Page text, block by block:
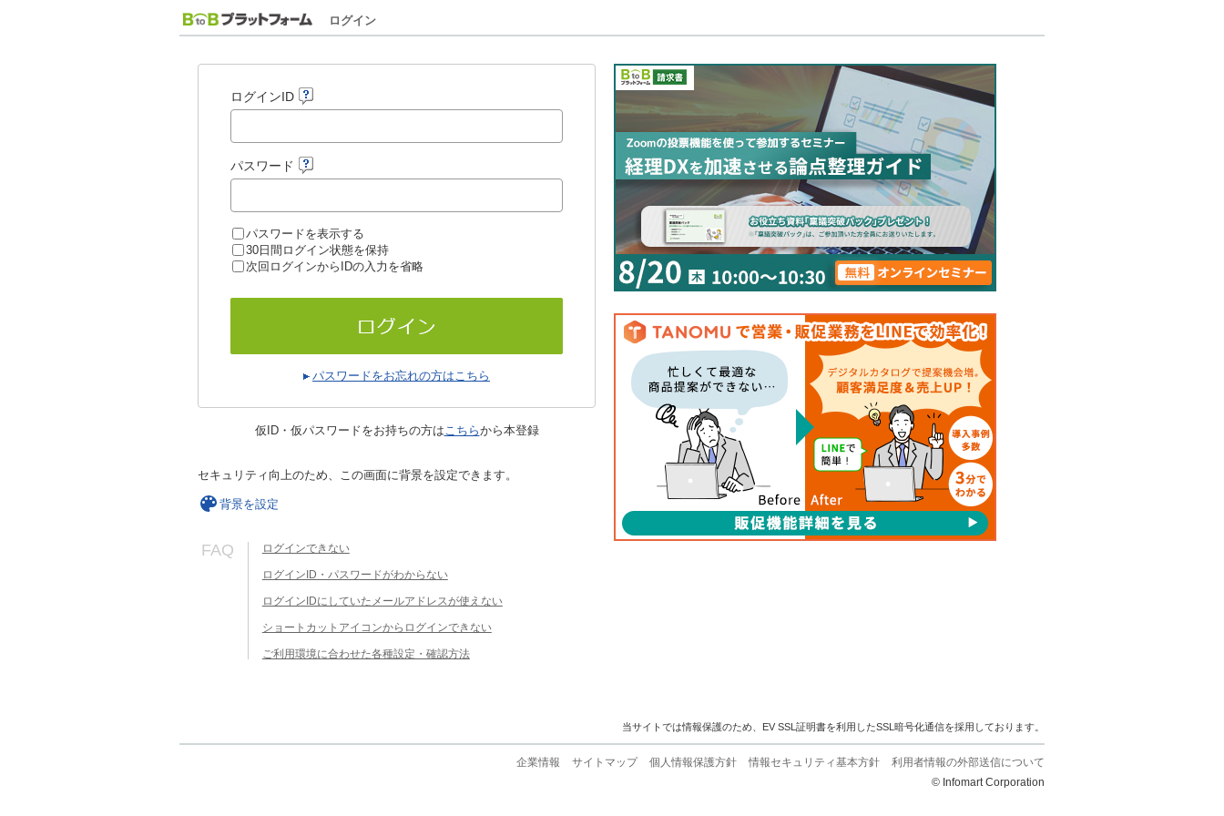
ログイン
ログインID
パスワード
パスワードを表示する
30日間ログイン状態を保持
次回ログインからIDの入力を省略
パスワードをお忘れの方はこちら
仮ID・仮パスワードをお持ちの方はこちらから本登録
セキュリティ向上のため、この画面に背景を設定できます。
背景を設定
FAQ ログインできない
ログインID・パスワードがわからない
ログインIDにしていたメールアドレスが使えない
ショートカットアイコンからログインできない
ご利用環境に合わせた各種設定・確認方法
当サイトでは情報保護のため、EV SSL証明書を利用したSSL暗号化通信を採用しております。
企業情報 サイトマップ 個人情報保護方針 情報セキュリティ基本方針
利用者情報の外部送信について
© Infomart Corporation